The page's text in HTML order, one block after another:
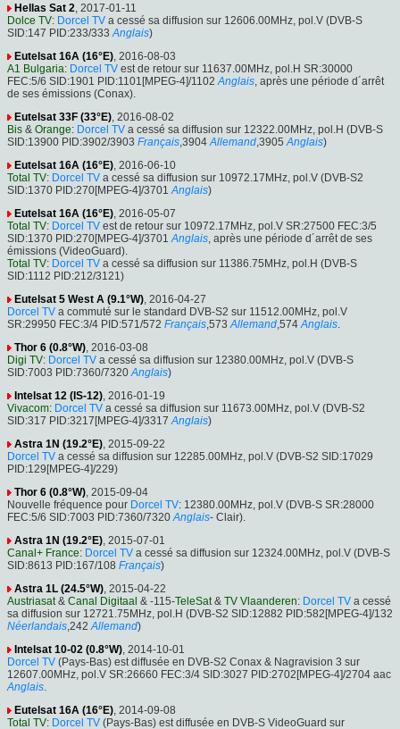
Hellas Sat 2, 2017-01-11
Dolce TV: Dorcel TV a cessé sa diffusion sur 12606.00MHz, pol.V (DVB-S
SID:147 PID:233/333 Anglais)
Eutelsat 16A (16°E), 2016-08-03
A1 Bulgaria: Dorcel TV est de retour sur 11637.00MHz, pol.H SR:30000
FEC:5/6 SID:1901 PID:1101[MPEG-4]/1102 Anglais, après une période d´arrêt
de ses émissions (Conax).
Eutelsat 33F (33°E), 2016-08-02
Bis & Orange: Dorcel TV a cessé sa diffusion sur 12322.00MHz, pol.H (DVB-S
SID:13900 PID:3902/3903 Français,3904 Allemand,3905 Anglais)
Eutelsat 16A (16°E), 2016-06-10
Total TV: Dorcel TV a cessé sa diffusion sur 10972.17MHz, pol.V (DVB-S2
SID:1370 PID:270[MPEG-4]/3701 Anglais)
Eutelsat 16A (16°E), 2016-05-07
Total TV: Dorcel TV est de retour sur 10972.17MHz, pol.V SR:27500 FEC:3/5
SID:1370 PID:270[MPEG-4]/3701 Anglais, après une période d´arrêt de ses
émissions (VideoGuard).
Total TV: Dorcel TV a cessé sa diffusion sur 11386.75MHz, pol.H (DVB-S
SID:1112 PID:212/3121)
Eutelsat 5 West A (9.1°W), 2016-04-27
Dorcel TV a commuté sur le standard DVB-S2 sur 11512.00MHz, pol.V
SR:29950 FEC:3/4 PID:571/572 Français,573 Allemand,574 Anglais.
Thor 6 (0.8°W), 2016-03-08
Digi TV: Dorcel TV a cessé sa diffusion sur 12380.00MHz, pol.V (DVB-S
SID:7003 PID:7360/7320 Anglais)
Intelsat 12 (IS-12), 2016-01-19
Vivacom: Dorcel TV a cessé sa diffusion sur 11673.00MHz, pol.V (DVB-S2
SID:317 PID:3217[MPEG-4]/3317 Anglais)
Astra 1N (19.2°E), 2015-09-22
Dorcel TV a cessé sa diffusion sur 12285.00MHz, pol.V (DVB-S2 SID:17029
PID:129[MPEG-4]/229)
Thor 6 (0.8°W), 2015-09-04
Nouvelle fréquence pour Dorcel TV: 12380.00MHz, pol.V (DVB-S SR:28000
FEC:5/6 SID:7003 PID:7360/7320 Anglais- Clair).
Astra 1N (19.2°E), 2015-07-01
Canal+ France: Dorcel TV a cessé sa diffusion sur 12324.00MHz, pol.V (DVB-S
SID:8613 PID:167/108 Français)
Astra 1L (24.5°W), 2015-04-22
Austriasat& Canal Digitaal & -115-TeleSat& TV Vlaanderen: Dorcel TV a cessé
sa diffusion sur 12721.75MHz, pol.H (DVB-S2 SID:12882 PID:582[MPEG-4]/132
Néerlandais,242 Allemand)
Intelsat 10-02 (0.8°W), 2014-10-01
Dorcel TV (Pays-Bas) est diffusée en DVB-S2 Conax & Nagravision 3 sur
12607.00MHz, pol.V SR:26660 FEC:3/4 SID:3027 PID:2702[MPEG-4]/2704 aac
Anglais.
Eutelsat 16A (16°E), 2014-09-08
Total TV: Dorcel TV (Pays-Bas) est diffusée en DVB-S VideoGuard sur